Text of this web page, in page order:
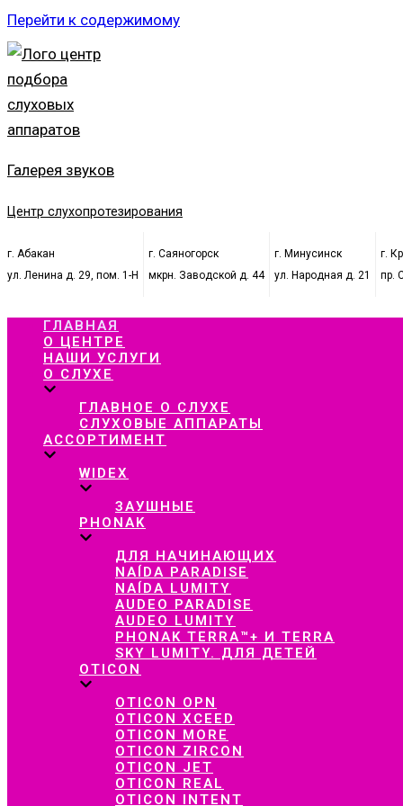
Перейти к содержимому
Галерея звуков
Центр слухопротезирования
г. Абакан
ул. Ленина д. 29, пом. 1-Н
г. Саяногорск
мкрн. Заводской д. 44
г. Минусинск
ул. Народная д. 21
г.
пр.
ГЛАВНАЯ
О ЦЕНТРЕ
НАШИ УСЛУГИ
О СЛУХЕ
ГЛАВНОЕ О СЛУХЕ
СЛУХОВЫЕ АППАРАТЫ
АССОРТИМЕНТ
WIDEX
ЗАУШНЫЕ
PHONAK
ДЛЯ НАЧИНАЮЩИХ
NAÍDA PARADISE
NAÍDA LUMITY
AUDEO PARADISE
AUDEO LUMITY
PHONAK TERRA™+ И TERRA
SKY LUMITY. ДЛЯ ДЕТЕЙ
OTICON
OTICON OPN
OTICON XCEED
OTICON MORE
OTICON ZIRCON
OTICON JET
OTICON REAL
OTICON INTENT